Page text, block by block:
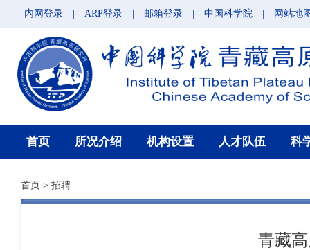
内网登录 ARP登录 邮箱登录 中国科学院 网站地
首页 所况介绍 机构设置 人才队伍 科
首页 > 招聘
青藏